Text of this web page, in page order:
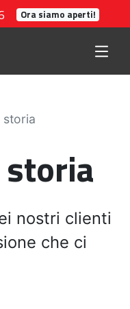
Ora siamo aperti!
storia
nostri clienti
che ci